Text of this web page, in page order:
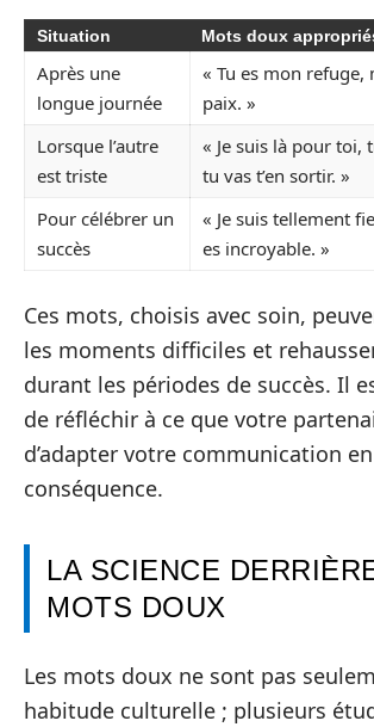
Situation Mots doux
Après une
longue journée
« Tu es mon refuge,
paix. »
Lorsque l’autre
est triste
« Je suis là pour toi,
tu vas t’en sortir. »
Pour célébrer un
succès
« Je suis tellement
es incroyable. »
Ces mots, choisis avec soin,
les moments difficiles et
durant les périodes de succès. Il
de réfléchir à ce que votre
d’adapter votre communication en
conséquence.
LA SCIENCE
MOTS DOUX
Les mots doux ne sont pas
habitude culturelle ; plusieurs